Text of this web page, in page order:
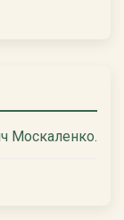
Москаленко.